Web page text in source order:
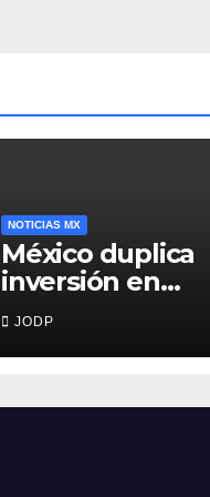
NOTICIAS MX
México duplica
inversión en
primera
pero solo
2.53% del gasto
JODP